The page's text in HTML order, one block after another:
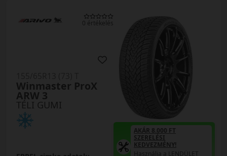
0 értékelés
TÉLI GUMI
Winmaster ProX
ARW 3
AKÁR 8.000 FT
SZERELÉSI
KEDVEZMÉNY!
Használja a LENDÜLET